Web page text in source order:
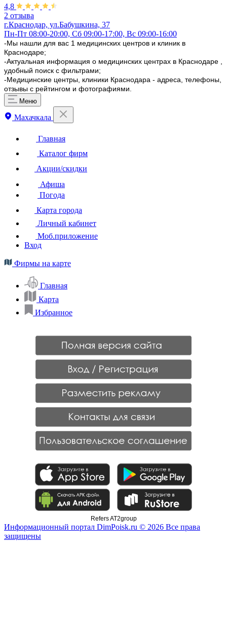
4,8
2 отзыва
г.Краснодар, ул.Бабушкина, 37
Пн-Пт 08:00-20:00, Сб 09:00-17:00, Вс 09:00-16:00
-Мы нашли для вас 1 медицинских центров и клиник в
Краснодаре;
-Актуальная информация о медицинских центрах в Краснодаре ,
удобный поиск с фильтрами;
-Медицинские центры, клиники Краснодара - адреса, телефоны,
отзывы с рейтингом и фотографиями.
Меню
Махачкала
Главная
Каталог фирм
Акции/скидки
Афиша
Погода
Карта города
Личный кабинет
Моб.приложение
Вход
Фирмы на карте
Главная
Карта
Избранное
Refers AT2group
Информационный портал DimPoisk.ru © 2026 Все права
защищены